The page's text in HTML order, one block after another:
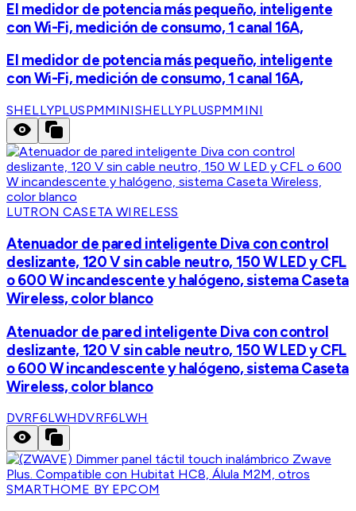
El medidor de potencia más pequeño, inteligente
con Wi-Fi, medición de consumo, 1 canal 16A,
El medidor de potencia más pequeño, inteligente
con Wi-Fi, medición de consumo, 1 canal 16A,
SHELLYPLUSPMMINISHELLYPLUSPMMINI
LUTRON CASETA WIRELESS
Atenuador de pared inteligente Diva con control
deslizante, 120 V sin cable neutro, 150 W LED y CFL
o 600 W incandescente y halógeno, sistema Caseta
Wireless, color blanco
Atenuador de pared inteligente Diva con control
deslizante, 120 V sin cable neutro, 150 W LED y CFL
o 600 W incandescente y halógeno, sistema Caseta
Wireless, color blanco
DVRF6LWHDVRF6LWH
SMARTHOME BY EPCOM